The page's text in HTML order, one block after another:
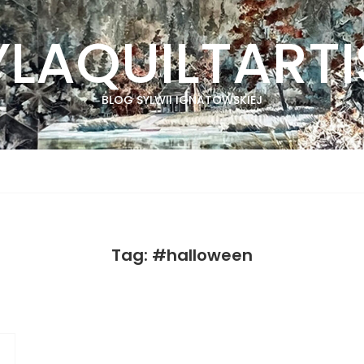
BLOG SYLWII IGNATOWSKIEJ
Tag: #halloween